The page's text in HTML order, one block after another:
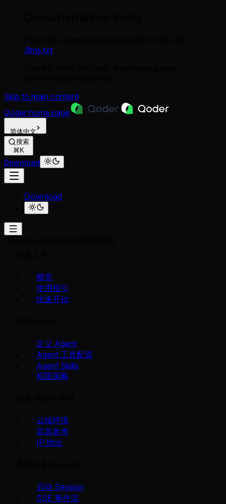
/llms.txt
Skip to main content
Qoder home page
简体中文
搜索
⌘K
Download
Download
概览
使用指引
快速开始
定义 Agent
Agent 工具配置
Agent Skills
权限策略
云端环境
容器参考
IP 地址
启动 Session
SSE 事件流